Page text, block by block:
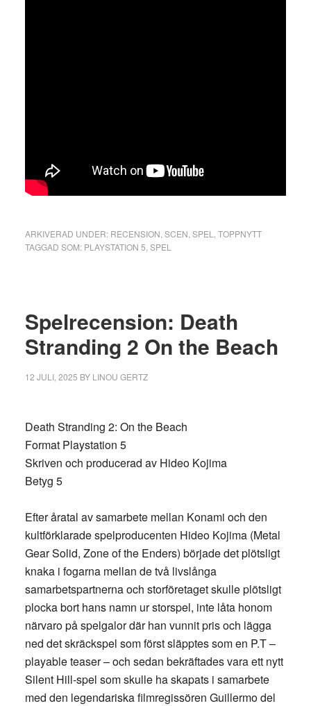
ARKIVERAD UNDER: RECENSION SCEN SPEL
TOPPNYTT
TAGGAD SOM: PLAYSTATION 5 SPEL
Spelrecension: Death
Stranding 2 On the Beach
12 JULI, 2025 BY LINOU GERTZ
Death Stranding 2: On the Beach
Format Playstation 5
Skriven och producerad av Hideo Kojima
Betyg 5
Efter åratal av samarbete mellan Konami och den
kultförklarade spelproducenten Hideo Kojima (Metal
Gear Solid, Zone of the Enders) började det plötsligt
knaka i fogarna mellan de två livslånga
samarbetspartnerna och storföretaget skulle plötsligt
plocka bort hans namn ur storspel, inte låta honom
närvaro på spelgalor där han vunnit pris och lägga
ned det skräckspel som först släpptes som en P.T –
playable teaser – och sedan bekräftades vara ett nytt
Silent Hill-spel som skulle ha skapats i samarbete
med den legendariska filmregissören Guillermo del